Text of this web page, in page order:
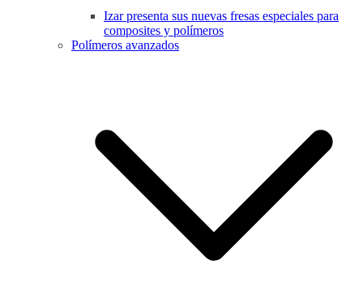
Izar presenta sus nuevas fresas especiales para
composites y polímeros
Polímeros avanzados